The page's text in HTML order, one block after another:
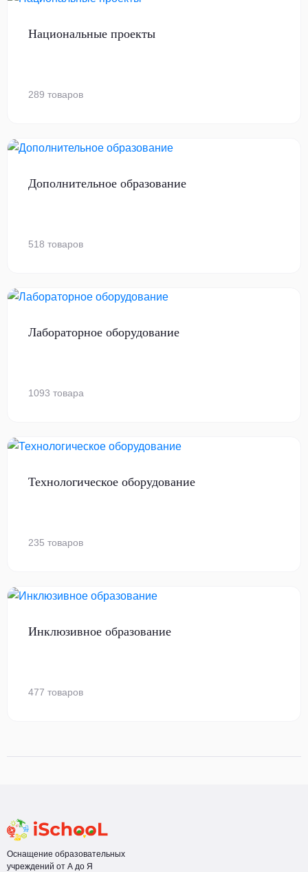
Национальные проекты
289 товаров
Дополнительное образование
518 товаров
Лабораторное оборудование
1093 товара
Технологическое оборудование
235 товаров
Инклюзивное образование
477 товаров
Оснащение образовательных
учреждений от А до Я